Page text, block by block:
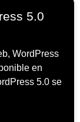
5.0
WordPress
en
5.0 se